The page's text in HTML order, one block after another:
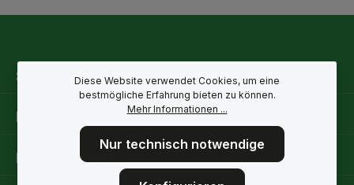
Service-Hotline
Rechtliche Hinweise
Informationen
Diese Website verwendet Cookies, um eine
bestmögliche Erfahrung bieten zu können.
Mehr Informationen ...
Nur technisch notwendige